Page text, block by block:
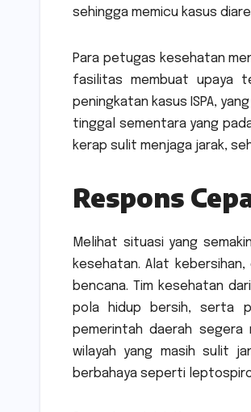
sehingga memicu kasus
Para petugas kesehatan
fasilitas membuat upaya
peningkatan kasus ISPA,
tinggal sementara yang
kerap sulit menjaga jarak,
Respons
Melihat situasi yang
kesehatan. Alat
bencana. Tim kesehatan
pola hidup bersih, serta
pemerintah daerah segera
wilayah yang masih sulit
berbahaya seperti